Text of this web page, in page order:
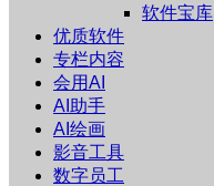
软件宝库
优质软件
专栏内容
会用AI
AI助手
AI绘画
影音工具
数字员工